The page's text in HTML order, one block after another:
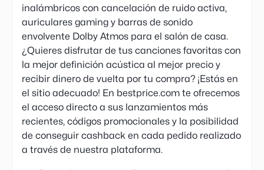
inalámbricos con cancelación de ruido activa,
auriculares gaming y barras de sonido
envolvente Dolby Atmos para el salón de casa.
¿Quieres disfrutar de tus canciones favoritas con
la mejor definición acústica al mejor precio y
recibir dinero de vuelta por tu compra? ¡Estás en
el sitio adecuado! En bestprice.com te ofrecemos
el acceso directo a sus lanzamientos más
recientes, códigos promocionales y la posibilidad
de conseguir cashback en cada pedido realizado
a través de nuestra plataforma.